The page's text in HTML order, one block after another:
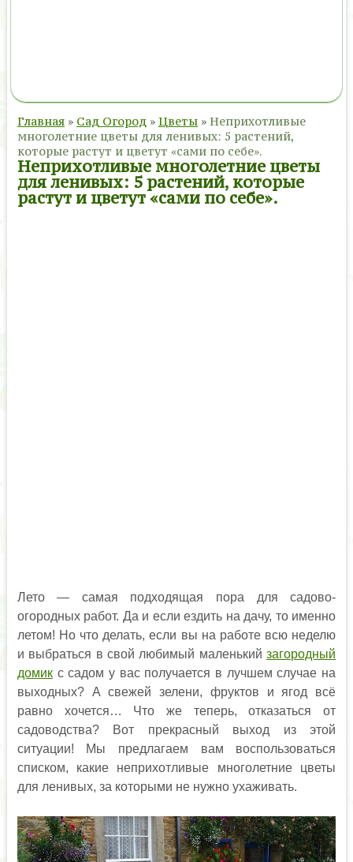
Главная » Сад Огород » Цветы » Неприхотливые
многолетние цветы для ленивых: 5 растений,
которые растут и цветут «сами по себе».
Неприхотливые многолетние цветы
для ленивых: 5 растений, которые
растут и цветут «сами по себе».
Лето — самая подходящая пора для садово-
огородных работ. Да и если ездить на дачу, то именно
летом! Но что делать, если вы на работе всю неделю
и выбраться в свой любимый маленькийзагородный
домикс садом у вас получается в лучшем случае на
выходных? А свежей зелени, фруктов и ягод всё
равно хочется… Что же теперь, отказаться от
садоводства? Вот прекрасный выход из этой
ситуации! Мы предлагаем вам воспользоваться
списком, какие неприхотливые многолетние цветы
для ленивых, за которыми не нужно ухаживать.